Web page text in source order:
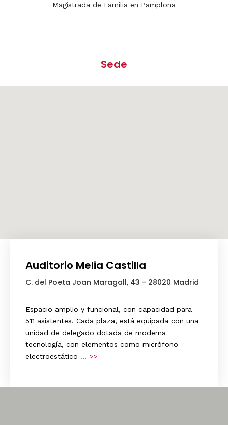
Magistrada de Familia en Pamplona
Sede
Auditorio Melia Castilla
C. del Poeta Joan Maragall, 43 - 28020 Madrid
Espacio amplio y funcional, con capacidad para
511 asistentes. Cada plaza, está equipada con una
unidad de delegado dotada de moderna
tecnología, con elementos como micrófono
electroestático … >>